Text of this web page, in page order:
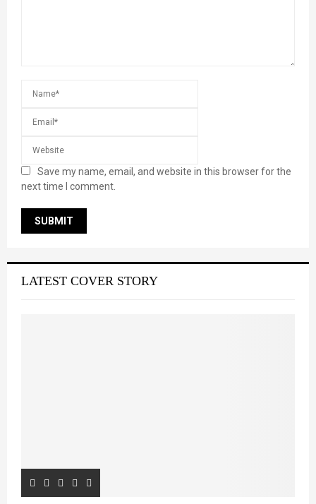
Save my name, email, and website in this browser for the
next time I comment.
LATEST COVER STORY